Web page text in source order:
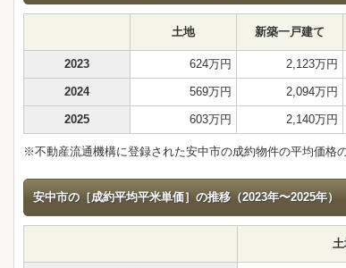
土地 新築一戸建て
2023 624万円 2,123万円
2024 569万円 2,094万円
2025 603万円 2,140万円
※不動産流通機構に登録された安中市の成約物件の平均価格の
安中市の［成約平均平米単価］の推移（2023年〜2025年）